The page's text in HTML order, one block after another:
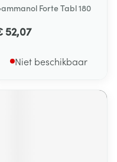
Forte Tabl 180
52,07
Niet beschikbaar